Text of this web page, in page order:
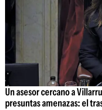
Un asesor cercano a
presuntas amenazas: el